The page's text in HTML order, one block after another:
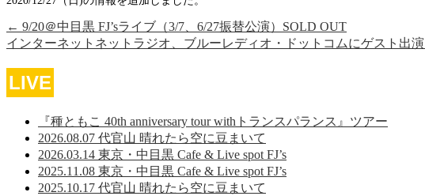
← 9/20＠中目黒 FJ’sライブ（3/7、6/27振替公演）SOLD OUT
インターネットネットラジオ、ブルーレディオ・ドットコムにゲスト出演
LIVE
『種ともこ 40th anniversary tour withトランスパランス』ツアー
2026.08.07 代官山 晴れたら空に豆まいて
2026.03.14 東京・中目黒 Cafe & Live spot FJ’s
2025.11.08 東京・中目黒 Cafe & Live spot FJ’s
2025.10.17 代官山 晴れたら空に豆まいて